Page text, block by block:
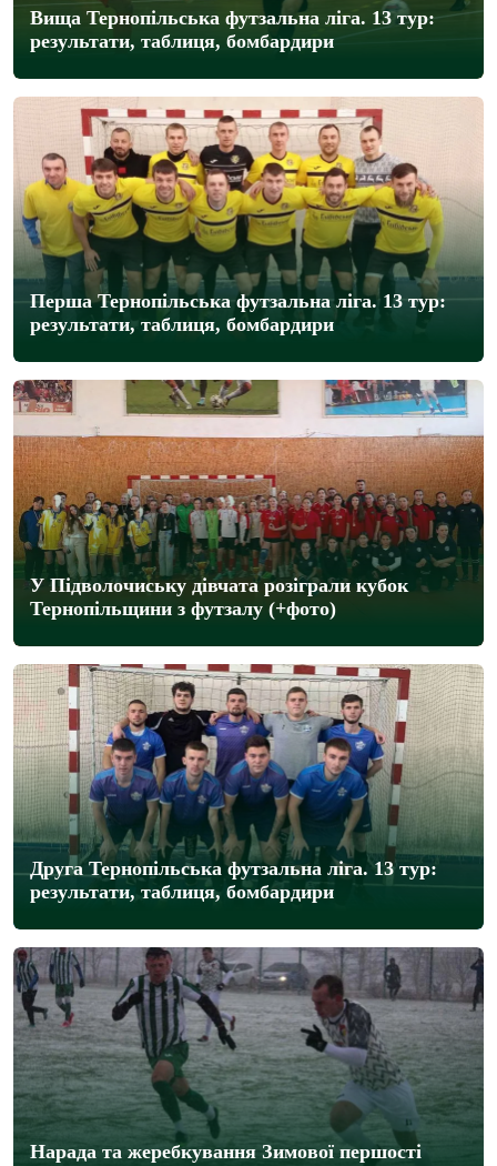
Вища Тернопільська футзальна ліга. 13 тур:
результати, таблиця, бомбардири
Перша Тернопільська футзальна ліга. 13 тур:
результати, таблиця, бомбардири
У Підволочиську дівчата розіграли кубок
Тернопільщини з футзалу (+фото)
Друга Тернопільська футзальна ліга. 13 тур:
результати, таблиця, бомбардири
Нарада та жеребкування Зимової першості